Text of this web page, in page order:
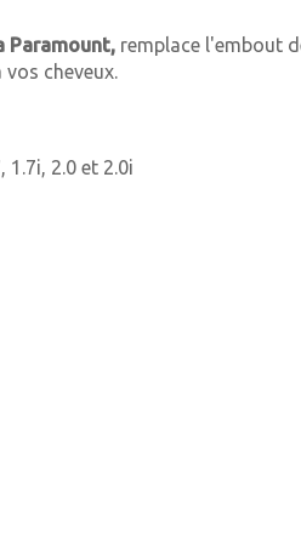
Paramount, remplace l'embout
cheveux.
1.7i, 2.0 et 2.0i